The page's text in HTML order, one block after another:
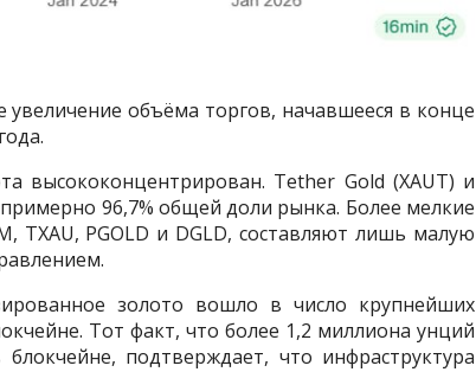
объёма торгов, начавшееся в конце
высококонцентрирован. Tether Gold (XAUT) и
96,7% общей доли рынка. Более мелкие
TXAU, PGOLD и DGLD, составляют лишь малую
золото вошло в число крупнейших
Тот факт, что более 1,2 миллиона унций
подтверждает, что инфраструктура